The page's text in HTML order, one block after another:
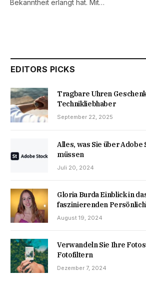
Bekanntheit erlangt hat. Mit…
EDITORS PICKS
Tragbare Uhren
Technikliebhaber
September 22, 2025
Alles, was Sie über Adobe
müssen
Juli 20, 2024
Gloria Burda Einblick in
faszinierenden
August 19, 2024
Verwandeln Sie Ihre
Fotofiltern
Dezember 7, 2024